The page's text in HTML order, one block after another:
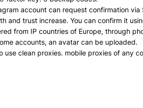
account can request confirmation
and trust increase. You can confirm it
from IP countries of Europe, through
accounts, an avatar can be uploaded.
use clean proxies. mobile proxies of any